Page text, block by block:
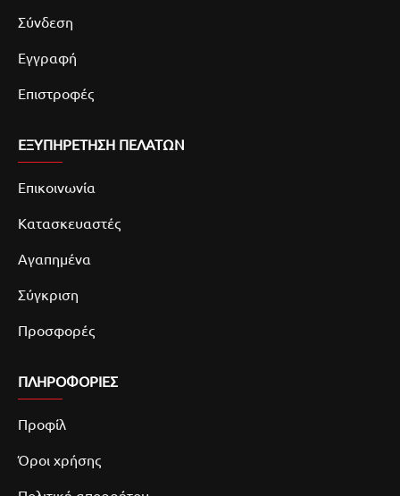
Σύνδεση
Εγγραφή
Επιστροφές
ΕΞΥΠΗΡΕΤΗΣΗ ΠΕΛΑΤΩΝ
Επικοινωνία
Κατασκευαστές
Αγαπημένα
Σύγκριση
Προσφορές
ΠΛΗΡΟΦΟΡΙΕΣ
Προφίλ
Όροι χρήσης